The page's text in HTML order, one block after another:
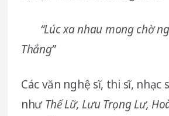
“Lúc xa nhau mong chờ
Thắng”
Các văn nghệ sĩ, thi sĩ, nhạc
như Thế Lữ, Lưu Trọng Lư,